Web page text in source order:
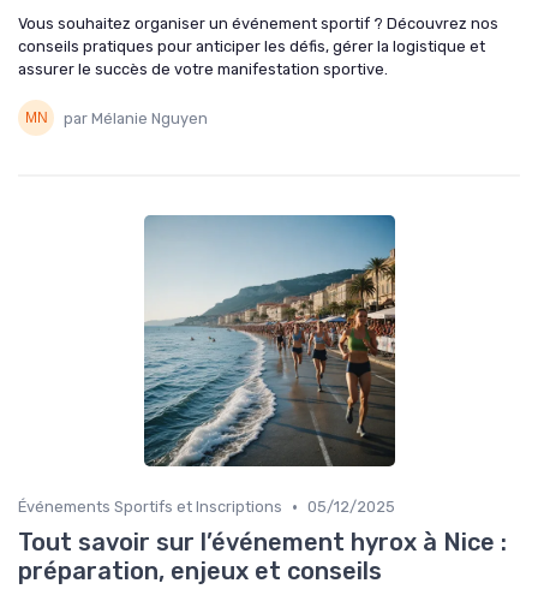
Vous souhaitez organiser un événement sportif ? Découvrez nos
conseils pratiques pour anticiper les défis, gérer la logistique et
assurer le succès de votre manifestation sportive.
par Mélanie Nguyen
Événements Sportifs et Inscriptions • 05/12/2025
Tout savoir sur l’événement hyrox à Nice :
préparation, enjeux et conseils